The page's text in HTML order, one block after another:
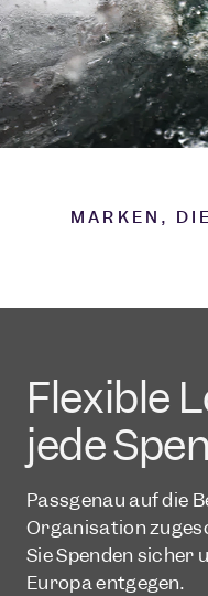
MARKEN,
Flexible
jede
Passgenau auf die
Organisation
Sie Spenden sicher
Europa entgegen.